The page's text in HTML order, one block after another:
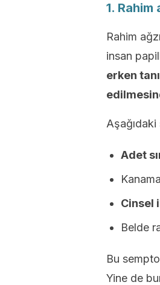
1. Rahim
Rahim
insan
erken
Aşağıdaki
Adet
Cinsel
Belde
Bu
Yine de